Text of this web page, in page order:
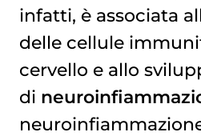
infatti, è associata
delle cellule
cervello e allo
di